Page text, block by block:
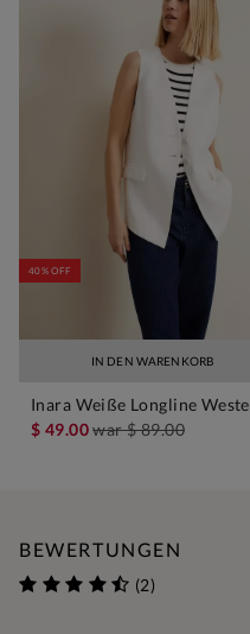
IN DEN WARENKORB
40% OFF
Inara Weiße Longline Weste
$ 49.00war$ 89.00
BEWERTUNGEN
(2)